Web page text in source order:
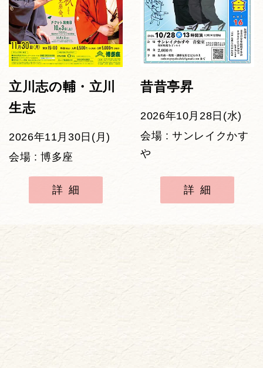
立川志の輔・立川
生志
2026年11月30日(月)
会場 : 博多座
詳細
昔昔亭昇
2026年10月28日(水)
会場 : サンレイクかす
や
詳細